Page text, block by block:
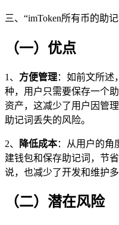
三、“imToken所有币的助
（一）优点
1、 方便管理：如前文所述
种，用户只需要保存一个
资产，这减少了用户因管
助记词丢失的风险。
2、 降低成本：从用户的角
建钱包和保存助记词，节
说，也减少了开发和维护多
（二）潜在风险